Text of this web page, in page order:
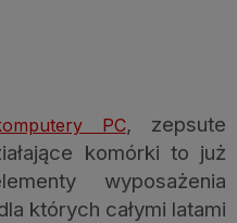
PC, zepsute
komórki to już
wyposażenia
których całymi latami